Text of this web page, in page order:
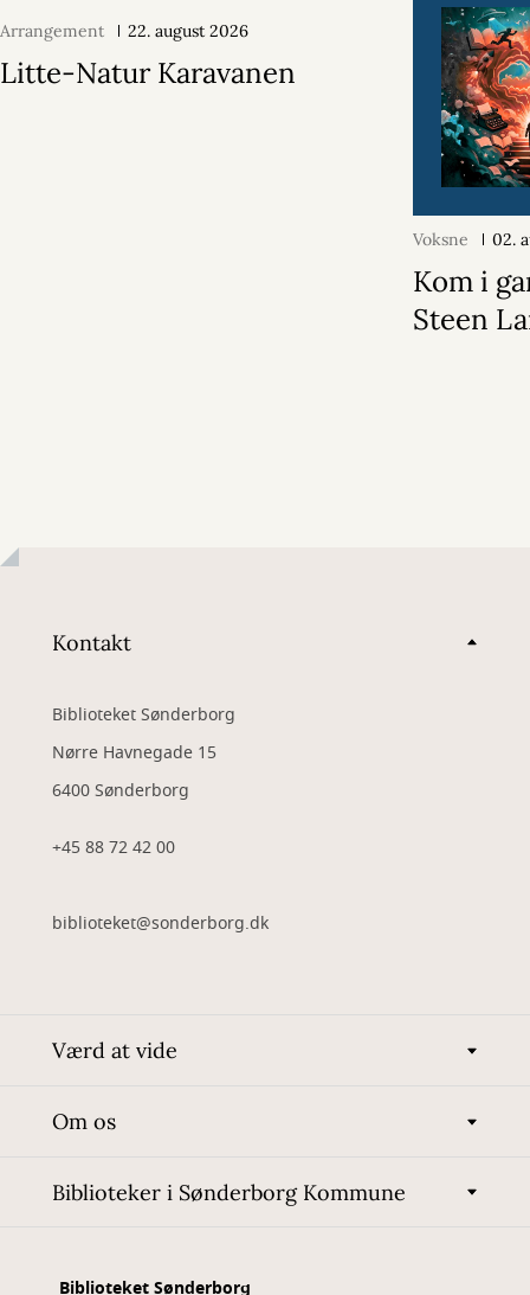
Arrangement 22. august 2026
Litte-Natur Karavanen
Voksne 02.
Kom i
Steen
Kontakt
Biblioteket Sønderborg
Nørre Havnegade 15
6400 Sønderborg
+45 88 72 42 00
biblioteket@sonderborg.dk
Værd at vide
Om os
Biblioteker i Sønderborg Kommune
Biblioteket Sønderborg